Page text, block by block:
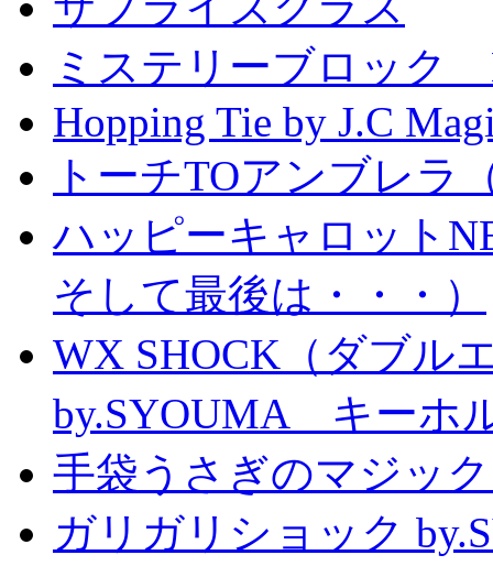
ミステリーブロック
Hopping Tie by J.C
トーチTOアンブレラ
ハッピーキャロット
そして最後は・・・）
WX SHOCK（ダブル
by.SYOUMA キーホ
手袋うさぎのマジッ
ガリガリショック